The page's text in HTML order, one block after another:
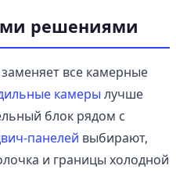
решениями
все камерные
камеры лучше
блок рядом с
панелей выбирают,
и границы холодной